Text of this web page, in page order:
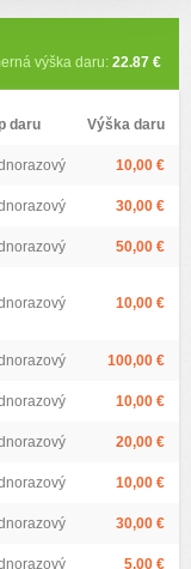
výška daru: 22.87 €
daru Výška daru
10,00 €
30,00 €
50,00 €
10,00 €
100,00 €
10,00 €
20,00 €
10,00 €
30,00 €
5,00 €